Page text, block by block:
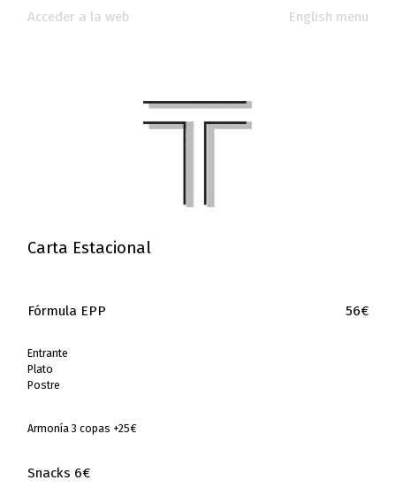
Acceder a la web English menu
Carta Estacional
Fórmula EPP 56€
Entrante
Plato
Postre
Armonía 3 copas +25€
Snacks 6€